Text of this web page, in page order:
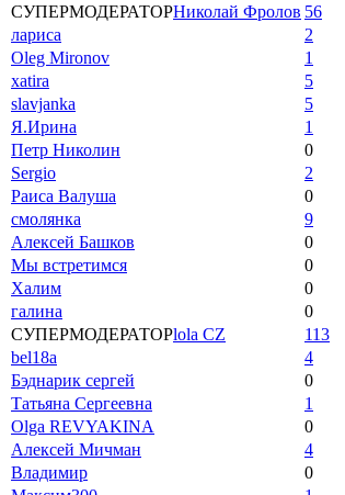
СУПЕРМОДЕРАТОРНиколай Фролов 56
лариса
2
Oleg Mironov
1
xatira
5
slavjanka
5
Я.Ирина
1
Петр Николин
0
Sergio
2
Раиса Валуша
0
смолянка
9
Алексей Башков
0
Мы встретимся
0
Халим
0
галина
0
СУПЕРМОДЕРАТОРlola CZ 113
bel18a
4
Бэднарик сергей
0
Татьяна Сергеевна
1
Olga REVYAKINA
0
Алексей Мичман
4
Владимир
0